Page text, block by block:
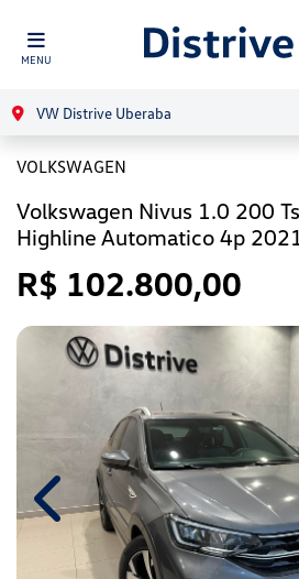
MENU
VW Distrive Uberaba
VOLKSWAGEN
Volkswagen Nivus 1.0 200
Highline Automatico 4p
R$ 102.800,00
Previous